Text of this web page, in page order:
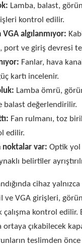
Lamba, balast,
kontrol edilir.
algılanmıyor:
port ve giriş devresi
Fanlar, hava
kartı incelenir.
Lamba ömrü,
balast değerlendirilir.
Fan rulmanı, toz
edilir.
noktalar var: Optik
belirtiler
cihaz yalnızca
ve VGA girişleri,
çalışma kontrol edilir.
ortaya çıkabilecek
teslimden